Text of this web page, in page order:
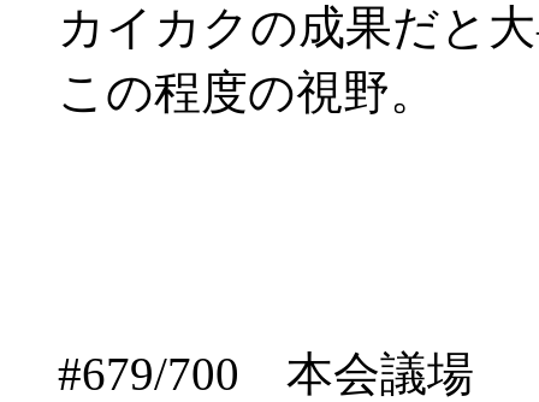
カイカクの成果だと
この程度の視野。
#679/700 本会議場